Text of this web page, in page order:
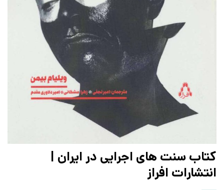
کتاب سنت های اجرایی در ایران |
انتشارات افراز